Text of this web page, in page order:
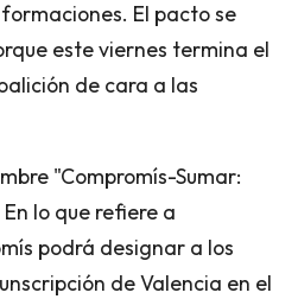
El pacto se
este viernes termina el
de cara a las
"Compromís-Sumar:
lo que refiere a
podrá designar a los
de Valencia en el